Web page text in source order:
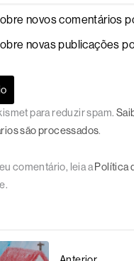
novos comentários
novas publicações
para reduzir spam.
são processados.
comentário, leia a Política